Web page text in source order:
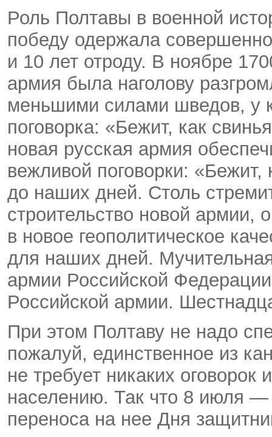
Роль Полтавы в военной
победу одержала
и 10 лет отроду. В ноябре
армия была наголову
меньшими силами шведов, у
поговорка: «Бежит, как
новая русская армия
вежливой поговорки:
до наших дней. Столь
строительство новой армии,
в новое геополитическое
для наших дней.
армии Российской
Российской армии.
При этом Полтаву не надо
пожалуй, единственное из
не требует никаких
населению. Так что 8 июля
переноса на нее Дня